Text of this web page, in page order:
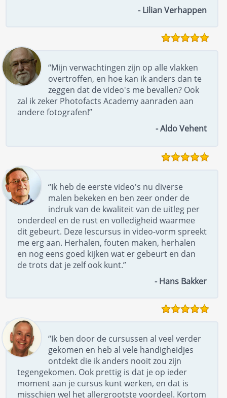
- Lilian Verhappen
“Mijn verwachtingen zijn op alle vlakken
overtroffen, en hoe kan ik anders dan te
zeggen dat de video's me bevallen? Ook
zal ik zeker Photofacts Academy aanraden aan
andere fotografen!”
- Aldo Vehent
“Ik heb de eerste video's nu diverse
malen bekeken en ben zeer onder de
indruk van de kwaliteit van de uitleg per
onderdeel en de rust en volledigheid waarmee
dit gebeurt. Deze lescursus in video-vorm spreekt
me erg aan. Herhalen, fouten maken, herhalen
en nog eens goed kijken wat er gebeurt en dan
de trots dat je zelf ook kunt.”
- Hans Bakker
“Ik ben door de cursussen al veel verder
gekomen en heb al vele handigheidjes
ontdekt die ik anders nooit zou zijn
tegengekomen. Ook prettig is dat je op ieder
moment aan je cursus kunt werken, en dat is
misschien wel het allergrootste voordeel. Kortom